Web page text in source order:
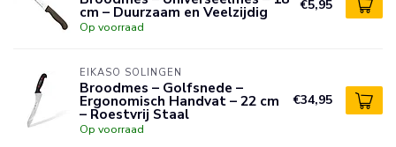
cm – Duurzaam en Veelzijdig
Op voorraad
€5,95
EIKASO SOLINGEN
Broodmes – Golfsnede –
Ergonomisch Handvat – 22 cm
– Roestvrij Staal
Op voorraad
€34,95